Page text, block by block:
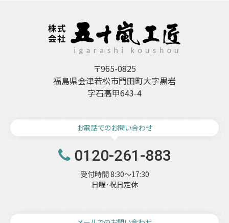
〒965-0825
福島県会津若松市門田町大字黒岩
字石高甲643-4
お電話でのお問い合わせ
0120-261-883
受付時間 8:30～17:30
日曜･祝日定休